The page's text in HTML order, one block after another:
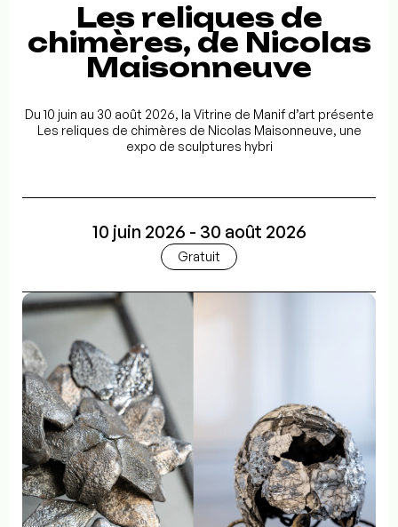
Les reliques de
chimères, de Nicolas
Maisonneuve
Du 10 juin au 30 août 2026, la Vitrine de Manif d’art présente
Les reliques de chimères de Nicolas Maisonneuve, une
expo de sculptures hybri
10 juin 2026 - 30 août 2026
Gratuit